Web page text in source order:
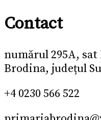
Contact
numărul 295A,
Brodina, județul
+4 0230 566 522